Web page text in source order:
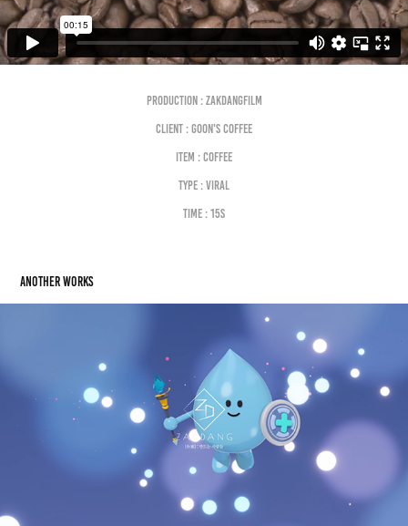
Production : Zakdangfilm
Client : GOON'S COFFEE
Item : COFFEE
Type : VIRAL
Time : 15s
Another works
LANEIGE. Animation